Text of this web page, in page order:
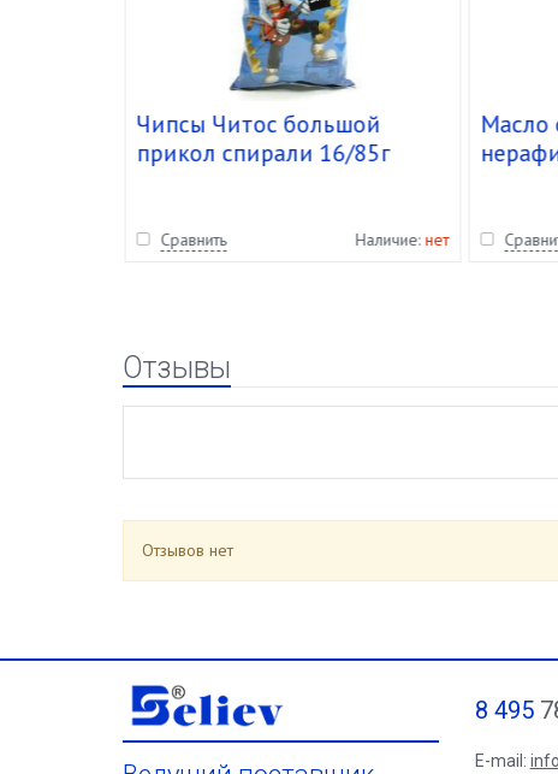
Чипсы Читос большой
прикол спирали 16/85г
Сравнить Наличие: нет
Масло
Отзывы
Отзывов нет
8 495
E-mail: